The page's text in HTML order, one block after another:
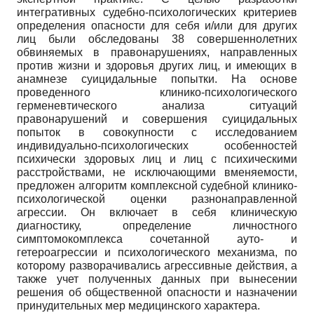
интегративных судебно-психологических критериев
определения опасности для себя и/или для других
лиц были обследованы 38 совершеннолетних
обвиняемых в правонарушениях, направленных
против жизни и здоровья других лиц, и имеющих в
анамнезе суицидальные попытки. На основе
проведенного клинико-психологического
герменевтического анализа ситуаций
правонарушений и совершения суицидальных
попыток в совокупности с исследованием
индивидуально-психологических особенностей
психически здоровых лиц и лиц с психическими
расстройствами, не исключающими вменяемости,
предложен алгоритм комплексной судебной клинико-
психологической оценки разнонаправленной
агрессии. Он включает в себя клиническую
диагностику, определение личностного
симптомокомплекса сочетанной ауто- и
гетероагрессии и психологического механизма, по
которому разворачивались агрессивные действия, а
также учет полученных данных при вынесении
решения об общественной опасности и назначении
принудительных мер медицинского характера.